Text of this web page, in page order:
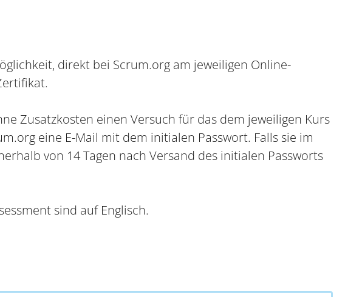
direkt bei Scrum.org am jeweiligen Online-
Zusatzkosten einen Versuch für das dem jeweiligen Kurs
eine E-Mail mit dem initialen Passwort. Falls sie im
von 14 Tagen nach Versand des initialen Passworts
sind auf Englisch.